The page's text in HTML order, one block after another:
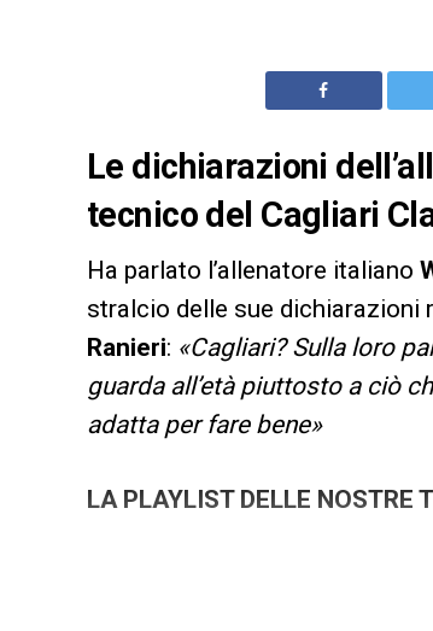
Le dichiarazioni
tecnico del Cagliari
Ha parlato l’allenatore italiano
stralcio delle sue dichiarazioni
Ranieri: «Cagliari? Sulla loro
guarda all’età piuttosto a ciò
adatta per fare bene»
LA PLAYLIST DELLE NOSTRE